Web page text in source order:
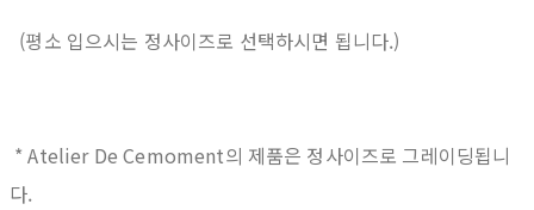
(평소 입으시는 정사이즈로 선택하시면 됩니다.)
* Atelier De Cemoment의 제품은 정사이즈로 그레이딩됩니
다.